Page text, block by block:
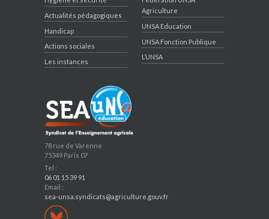
78 rue de Varenne
75349 Paris 07
Tel :
06 01 15 39 91
Email :
sea-unsa.syndicats@agriculture.gouv.fr
Actualités pédagogiques
Handicap
Actions sociales
Les instances
Agriculture
UNSA Education
UNSA Fonction Publique
L’UNSA